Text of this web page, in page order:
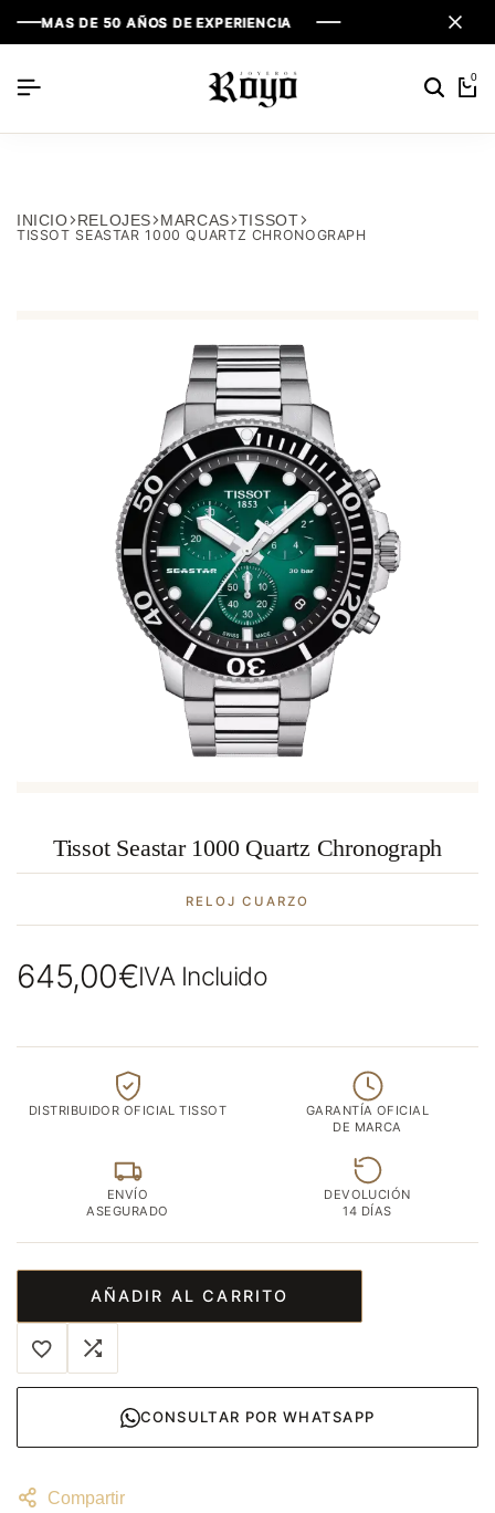
MAS DE 50 AÑOS DE EXPERIENCIA
MAS DE 50 AÑOS DE EXPERIENCIA
MAS DE 50 AÑOS DE EXPERIENCIA
0
INICIO RELOJES MARCAS TISSOT
TISSOT SEASTAR 1000 QUARTZ CHRONOGRAPH
Tissot Seastar 1000 Quartz Chronograph
RELOJ CUARZO
645,00€IVA Incluido
DISTRIBUIDOR OFICIAL TISSOT
GARANTÍA OFICIAL
DE MARCA
ENVÍO
ASEGURADO
DEVOLUCIÓN
14 DÍAS
AÑADIR AL CARRITO
CONSULTAR POR WHATSAPP
Compartir